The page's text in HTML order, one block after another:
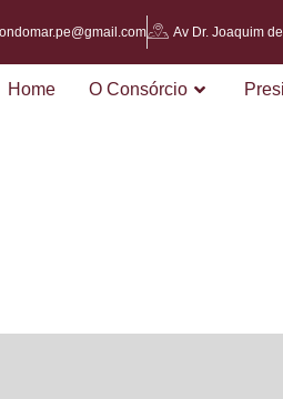
Av Dr. Joaquim
Home O Consórcio